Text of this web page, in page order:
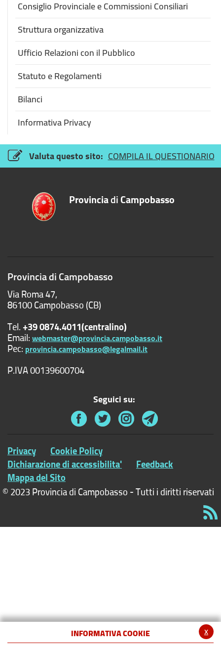
x
INFORMATIVA COOKIE
Consiglio Provinciale e Commissioni Consiliari
Struttura organizzativa
Ufficio Relazioni con il Pubblico
Statuto e Regolamenti
Bilanci
Informativa Privacy
Valuta questo sito: COMPILA IL QUESTIONARIO
ProvinciadiCampobasso
Provincia di Campobasso
Via Roma 47,
86100 Campobasso (CB)
Tel.+39 0874.4011(centralino)
Email:webmaster@provincia.campobasso.it
Pec: provincia.campobasso@legalmail.it
P.IVA 00139600704
Seguici su:
Privacy Cookie Policy
Dichiarazione di accessibilita' Feedback
Mappa del Sito
© 2023 Provincia di Campobasso - Tutti i diritti riservati